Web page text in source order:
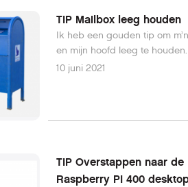
TIP Mailbox leeg houden
Ik heb een gouden tip om
en mijn hoofd leeg te houden.
10 juni 2021
TIP Overstappen naar de
Raspberry PI 400